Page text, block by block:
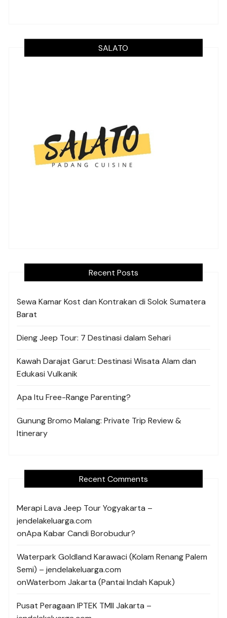
SALATO
Recent Posts
Sewa Kamar Kost dan Kontrakan di Solok Sumatera
Barat
Dieng Jeep Tour: 7 Destinasi dalam Sehari
Kawah Darajat Garut: Destinasi Wisata Alam dan
Edukasi Vulkanik
Apa Itu Free-Range Parenting?
Gunung Bromo Malang: Private Trip Review &
Itinerary
Recent Comments
Merapi Lava Jeep Tour Yogyakarta –
jendelakeluarga.com
onApa Kabar Candi Borobudur?
Waterpark Goldland Karawaci (Kolam Renang Palem
Semi) – jendelakeluarga.com
onWaterbom Jakarta (Pantai Indah Kapuk)
Pusat Peragaan IPTEK TMII Jakarta –